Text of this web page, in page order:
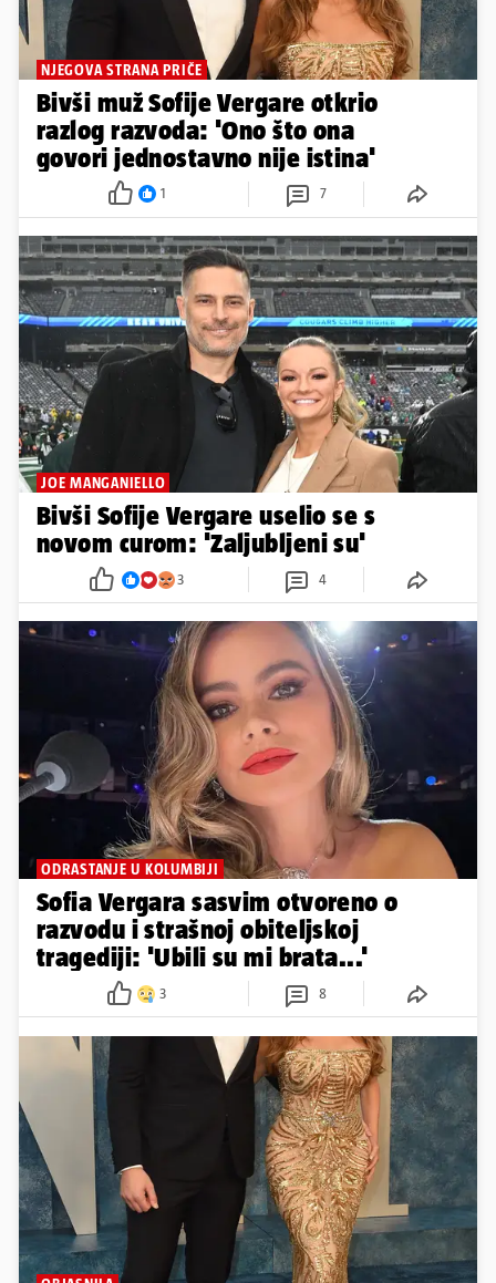
NJEGOVA STRANA PRIČE
Bivši muž Sofije Vergare otkrio
razlog razvoda: 'Ono što ona
govori jednostavno nije istina'
1 7
JOE MANGANIELLO
Bivši Sofije Vergare uselio se s
novom curom: 'Zaljubljeni su'
3 4
ODRASTANJE U KOLUMBIJI
Sofia Vergara sasvim otvoreno o
razvodu i strašnoj obiteljskoj
tragediji: 'Ubili su mi brata...'
3 8